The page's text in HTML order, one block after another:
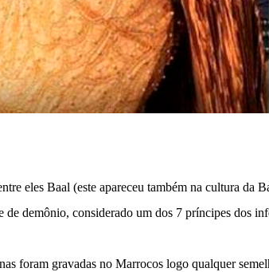
eles Baal (este apareceu também na cultura da
demônio, considerado um dos 7 príncipes dos
foram gravadas no Marrocos logo qualquer